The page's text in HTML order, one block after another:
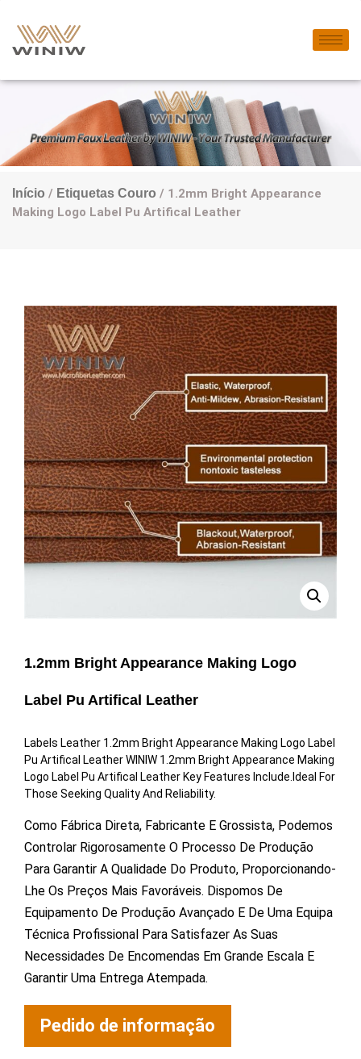
Início / Etiquetas Couro / 1.2mm Bright Appearance
Making Logo Label Pu Artifical Leather
1.2mm Bright Appearance Making Logo
Label Pu Artifical Leather
Labels Leather 1.2mm Bright Appearance Making Logo Label
Pu Artifical Leather WINIW 1.2mm Bright Appearance Making
Logo Label Pu Artifical Leather Key Features Include.Ideal For
Those Seeking Quality And Reliability.
Como Fábrica Direta, Fabricante E Grossista, Podemos
Controlar Rigorosamente O Processo De Produção
Para Garantir A Qualidade Do Produto, Proporcionando-
Lhe Os Preços Mais Favoráveis. Dispomos De
Equipamento De Produção Avançado E De Uma Equipa
Técnica Profissional Para Satisfazer As Suas
Necessidades De Encomendas Em Grande Escala E
Garantir Uma Entrega Atempada.
Pedido de informação